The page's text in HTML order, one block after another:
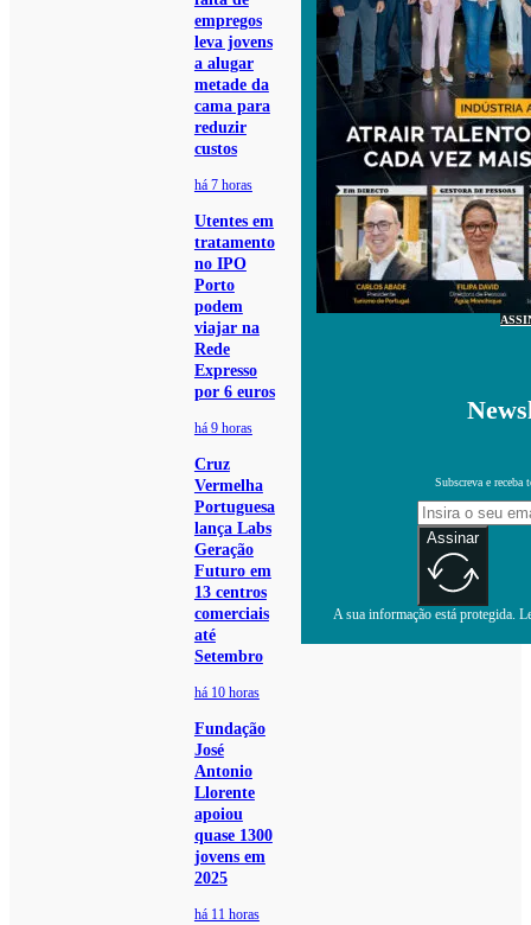
empregos
leva jovens
a alugar
metade da
cama para
reduzir
custos
há 7 horas
Utentes em
tratamento
no IPO
Porto
podem
viajar na
Rede
Expresso
por 6 euros
há 9 horas
Cruz
Vermelha
Portuguesa
lança Labs
Geração
Futuro em
13 centros
comerciais
até
Setembro
há 10 horas
Fundação
José
Antonio
Llorente
apoiou
quase 1300
jovens em
2025
há 11 horas
Subscreva e receba
Assinar
A sua informação está protegida.